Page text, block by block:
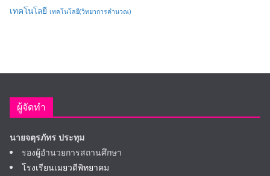
เทคโนโลยี เทคโนโลยี(วิทยาการคำนวณ)
ผู้จัดทำ
นายจตุรภัทร ประทุม
รองผู้อำนวยการสถานศึกษา
โรงเรียนเมยวดีพิทยาคม